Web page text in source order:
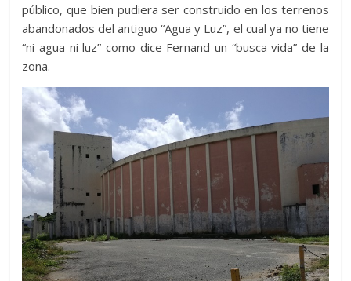
público, que bien pudiera ser construido en los terrenos
abandonados del antiguo “Agua y Luz”, el cual ya no tiene
“ni agua ni luz” como dice Fernand un “busca vida” de la
zona.